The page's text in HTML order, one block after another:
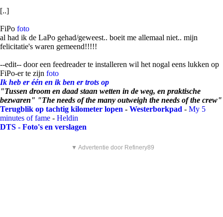
[..]
FiPo foto
al had ik de LaPo gehad/geweest.. boeit me allemaal niet.. mijn
felicitatie's waren gemeend!!!!!
--edit-- door een feedreader te installeren wil het nogal eens lukken op
FiPo-er te zijn foto
Ik heb er één en ik ben er trots op
"Tussen droom en daad staan wetten in de weg, en praktische
bezwaren" "The needs of the many outweigh the needs of the crew"
Terugblik op tachtig kilometer lopen - Westerborkpad - My 5
minutes of fame - Heldin
DTS - Foto's en verslagen
▼ Advertentie door Refinery89